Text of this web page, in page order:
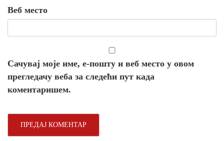
Веб место
Сачувај моје име, е-пошту и веб место у овом
прегледачу веба за следећи пут када
коментаришем.